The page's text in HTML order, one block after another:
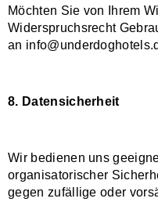
Möchten Sie von Ihrem
Widerspruchsrecht
an
8. Datensicherheit
Wir bedienen uns
organisatorischer
gegen zufällige oder